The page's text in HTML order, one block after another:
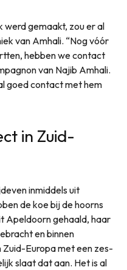
gemaakt, zou er al
van Amhali. “Nog vóór
hebben we contact
van Najib Amhali.
goed contact met hem
in Zuid-
inmiddels uit
de koe bij de hoorns
Apeldoorn gehaald, haar
en binnen
Europa met een zes-
slaat dat aan. Het is al